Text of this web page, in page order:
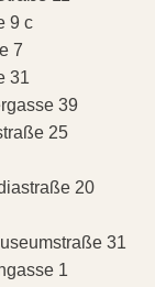
9 c
7
31
39
25
20
31
1